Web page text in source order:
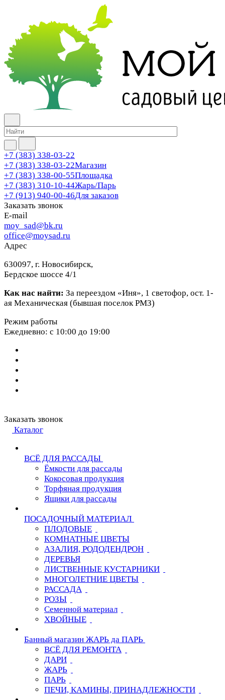
+7 (383) 338-03-22
+7 (383) 338-03-22Магазин
+7 (383) 338-00-55Площадка
+7 (383) 310-10-44Жарь/Парь
+7 (913) 940-00-46Для заказов
Заказать звонок
E-mail
moy_sad@bk.ru
office@moysad.ru
Адрес
630097, г. Новосибирск,
Бердское шоссе 4/1
Как нас найти: За переездом «Иня», 1 светофор, ост. 1-
ая Механическая (бывшая поселок РМЗ)
Режим работы
Ежедневно: с 10:00 до 19:00
Заказать звонок
Каталог
ВСЁ ДЛЯ РАССАДЫ
Ёмкости для рассады
Кокосовая продукция
Торфяная продукция
Ящики для рассады
ПОСАДОЧНЫЙ МАТЕРИАЛ
ПЛОДОВЫЕ
КОМНАТНЫЕ ЦВЕТЫ
АЗАЛИЯ, РОДОДЕНДРОН
ДЕРЕВЬЯ
ЛИСТВЕННЫЕ КУСТАРНИКИ
МНОГОЛЕТНИЕ ЦВЕТЫ
РАССАДА
РОЗЫ
Семенной материал
ХВОЙНЫЕ
Банный магазин ЖАРЬ да ПАРЬ
ВСЁ ДЛЯ РЕМОНТА
ДАРИ
ЖАРЬ
ПАРЬ
ПЕЧИ, КАМИНЫ, ПРИНАДЛЕЖНОСТИ